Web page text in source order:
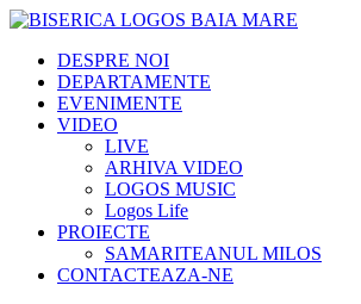
DESPRE NOI
DEPARTAMENTE
EVENIMENTE
VIDEO
LIVE
ARHIVA VIDEO
LOGOS MUSIC
Logos Life
PROIECTE
SAMARITEANUL MILOS
CONTACTEAZA-NE